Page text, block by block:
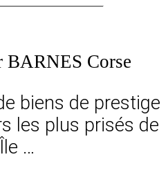
BARNES Corse
biens de prestige
les plus prisés de
…